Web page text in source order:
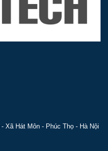
Xã Hát Môn - Phúc Thọ - Hà Nội